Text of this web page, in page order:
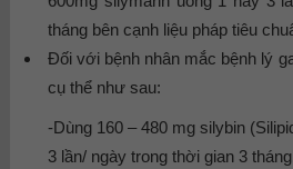
tháng bên cạnh liệu pháp tiêu
Đối với bệnh nhân mắc bệnh lý
cụ thể như sau:
-Dùng 160 – 480 mg silybin
3 lần/ ngày trong thời gian 3